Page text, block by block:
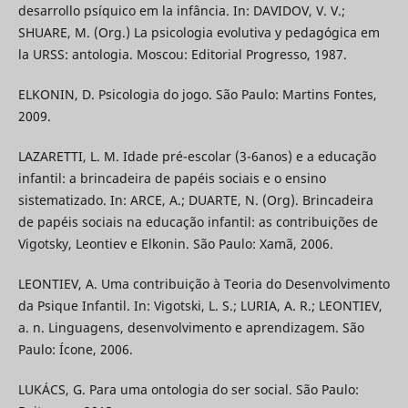
desarrollo psíquico em la infância. In: DAVIDOV, V. V.;
SHUARE, M. (Org.) La psicologia evolutiva y pedagógica em
la URSS: antologia. Moscou: Editorial Progresso, 1987.
ELKONIN, D. Psicologia do jogo. São Paulo: Martins Fontes,
2009.
LAZARETTI, L. M. Idade pré-escolar (3-6anos) e a educação
infantil: a brincadeira de papéis sociais e o ensino
sistematizado. In: ARCE, A.; DUARTE, N. (Org). Brincadeira
de papéis sociais na educação infantil: as contribuições de
Vigotsky, Leontiev e Elkonin. São Paulo: Xamã, 2006.
LEONTIEV, A. Uma contribuição à Teoria do Desenvolvimento
da Psique Infantil. In: Vigotski, L. S.; LURIA, A. R.; LEONTIEV,
a. n. Linguagens, desenvolvimento e aprendizagem. São
Paulo: Ícone, 2006.
LUKÁCS, G. Para uma ontologia do ser social. São Paulo: